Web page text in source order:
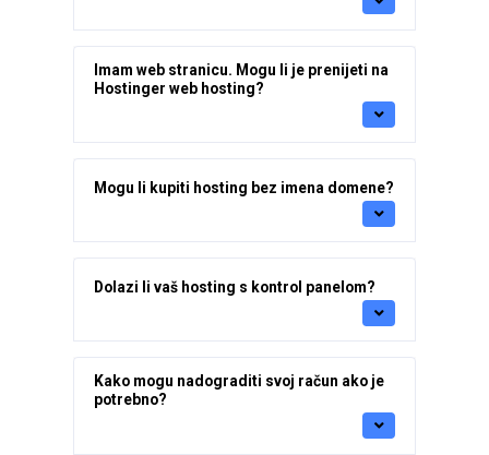
Imam web stranicu. Mogu li je prenijeti na
Hostinger web hosting?
Mogu li kupiti hosting bez imena domene?
Dolazi li vaš hosting s kontrol panelom?
Kako mogu nadograditi svoj račun ako je
potrebno?